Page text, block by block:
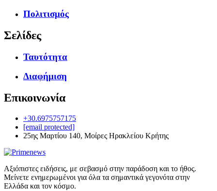
Πολιτισμός
Σελίδες
Ταυτότητα
Διαφήμιση
Επικοινωνία
+30.6975757175
[email protected]
25ης Μαρτίου 140, Μοίρες Ηρακλείου Κρήτης
Αξιόπιστες ειδήσεις, με σεβασμό στην παράδοση και το ήθος.
Μείνετε ενημερωμένοι για όλα τα σημαντικά γεγονότα στην
Ελλάδα και τον κόσμο.